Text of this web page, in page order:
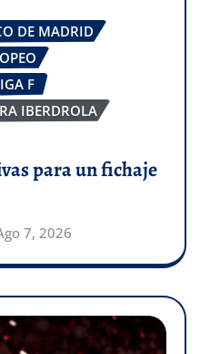
DE MADRID
F
IBERDROLA
para un fichaje
7, 2026